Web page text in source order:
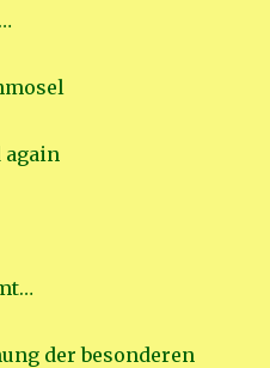
der besonderen